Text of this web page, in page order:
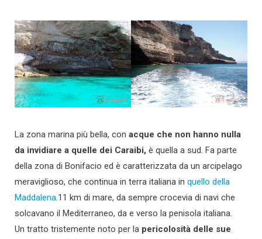
La zona marina più bella, con acque che non hanno nulla
da invidiare a quelle dei Caraibi, è quella a sud. Fa parte
della zona di Bonifacio ed è caratterizzata da un arcipelago
meraviglioso, che continua in terra italiana in quello della
Maddalena.11 km di mare, da sempre crocevia di navi che
solcavano il Mediterraneo, da e verso la penisola italiana.
Un tratto tristemente noto per la pericolosità delle sue